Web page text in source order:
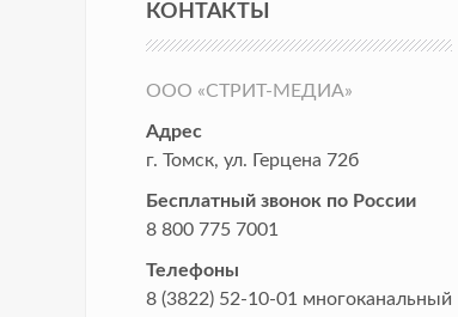
КОНТАКТЫ
ООО «СТРИТ-МЕДИА»
Адрес
г. Томск, ул. Герцена 72б
Бесплатный звонок по России
8 800 775 7001
Телефоны
8 (3822) 52-10-01 многоканальный